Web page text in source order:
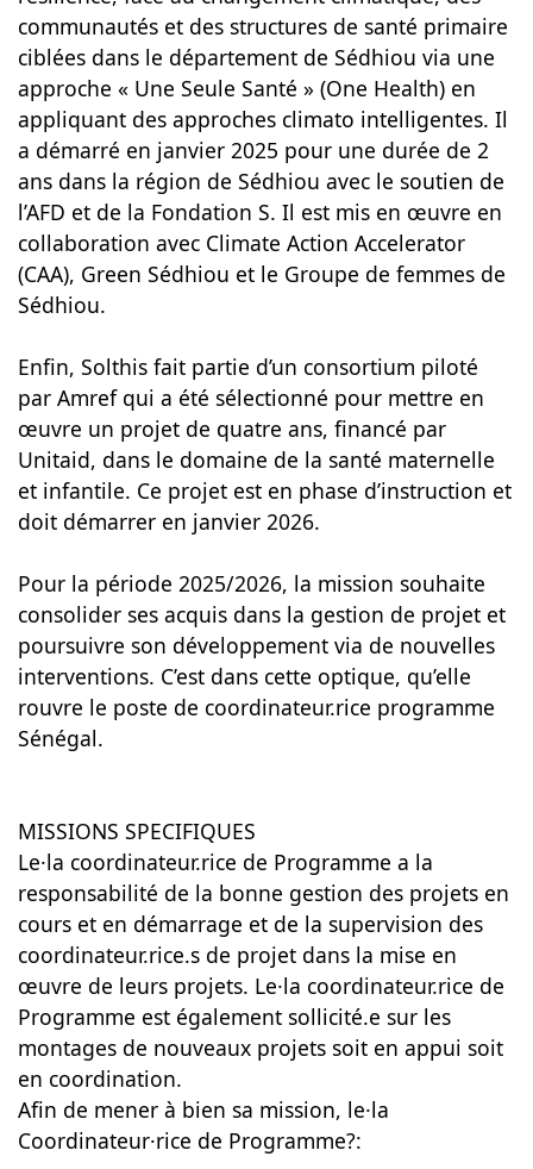
communautés et des structures de santé primaire
ciblées dans le département de Sédhiou via une
approche « Une Seule Santé » (One Health) en
appliquant des approches climato intelligentes. Il
a démarré en janvier 2025 pour une durée de 2
ans dans la région de Sédhiou avec le soutien de
l’AFD et de la Fondation S. Il est mis en œuvre en
collaboration avec Climate Action Accelerator
(CAA), Green Sédhiou et le Groupe de femmes de
Sédhiou.
Enfin, Solthis fait partie d’un consortium piloté
par Amref qui a été sélectionné pour mettre en
œuvre un projet de quatre ans, financé par
Unitaid, dans le domaine de la santé maternelle
et infantile. Ce projet est en phase d’instruction et
doit démarrer en janvier 2026.
Pour la période 2025/2026, la mission souhaite
consolider ses acquis dans la gestion de projet et
poursuivre son développement via de nouvelles
interventions. C’est dans cette optique, qu’elle
rouvre le poste de coordinateur.rice programme
Sénégal.
MISSIONS SPECIFIQUES
Le·la coordinateur.rice de Programme a la
responsabilité de la bonne gestion des projets en
cours et en démarrage et de la supervision des
coordinateur.rice.s de projet dans la mise en
œuvre de leurs projets. Le·la coordinateur.rice de
Programme est également sollicité.e sur les
montages de nouveaux projets soit en appui soit
en coordination.
Afin de mener à bien sa mission, le·la
Coordinateur·rice de Programme?: